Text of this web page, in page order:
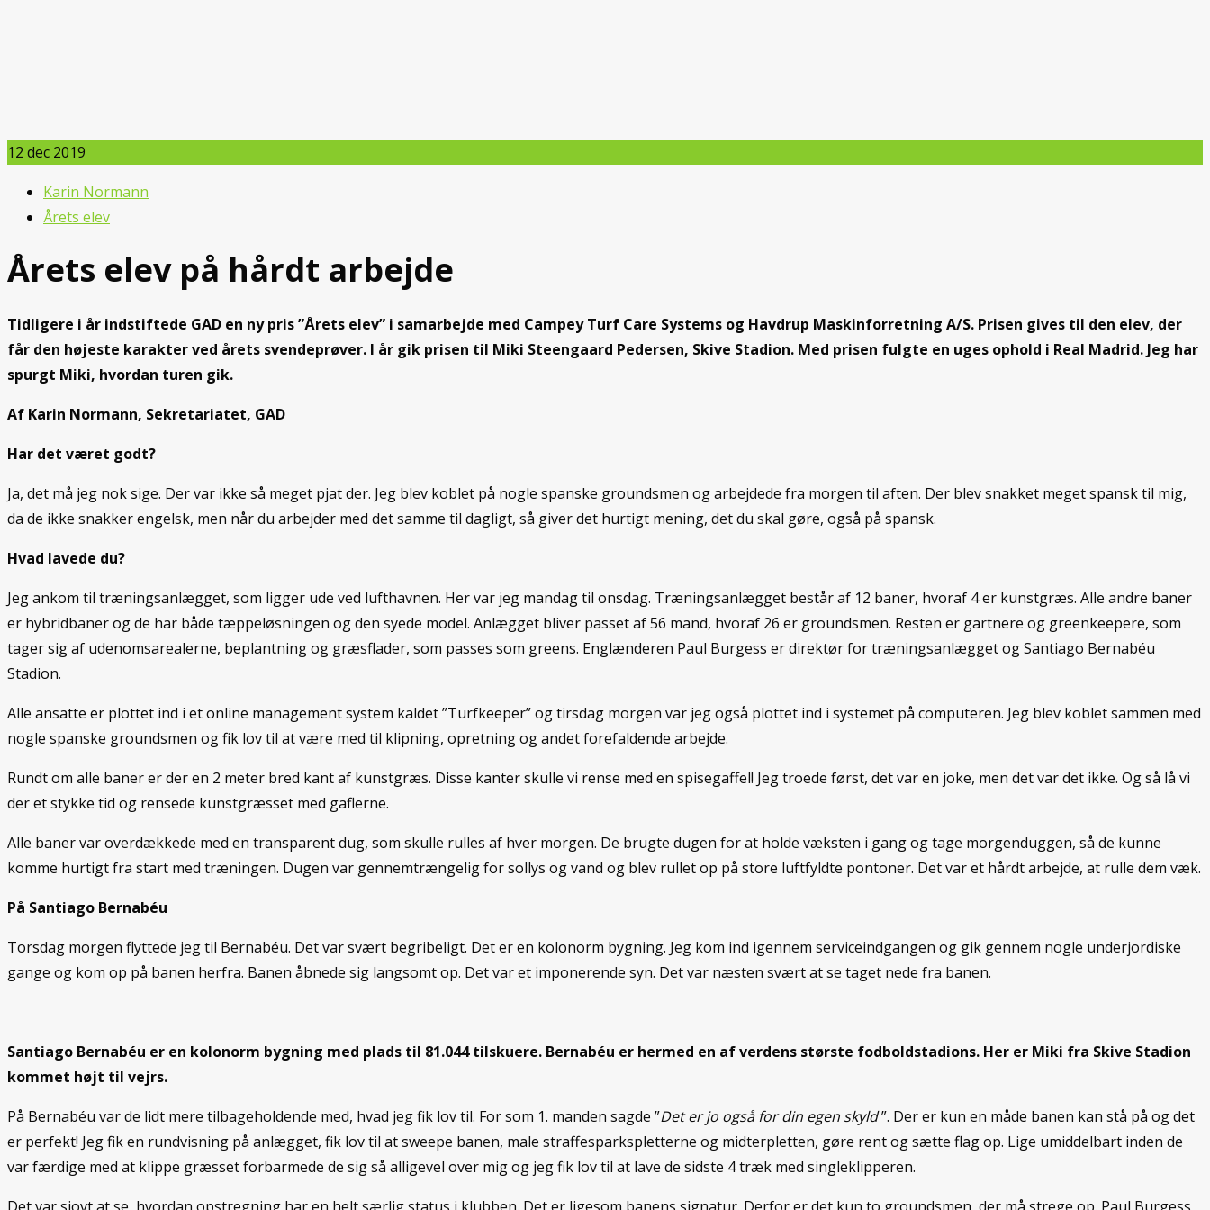
12 dec 2019
Karin Normann
Årets elev
Årets elev på hårdt arbejde
Tidligere i år indstiftede GAD en ny pris ”Årets elev” i samarbejde med Campey Turf Care Systems og Havdrup Maskinforretning A/S. Prisen gives til den elev, der
får den højeste karakter ved årets svendeprøver. I år gik prisen til Miki Steengaard Pedersen, Skive Stadion. Med prisen fulgte en uges ophold i Real Madrid. Jeg har
spurgt Miki, hvordan turen gik.
Af Karin Normann, Sekretariatet, GAD
Har det været godt?
Ja, det må jeg nok sige. Der var ikke så meget pjat der. Jeg blev koblet på nogle spanske groundsmen og arbejdede fra morgen til aften. Der blev snakket meget spansk til mig,
da de ikke snakker engelsk, men når du arbejder med det samme til dagligt, så giver det hurtigt mening, det du skal gøre, også på spansk.
Hvad lavede du?
Jeg ankom til træningsanlægget, som ligger ude ved lufthavnen. Her var jeg mandag til onsdag. Træningsanlægget består af 12 baner, hvoraf 4 er kunstgræs. Alle andre baner
er hybridbaner og de har både tæppeløsningen og den syede model. Anlægget bliver passet af 56 mand, hvoraf 26 er groundsmen. Resten er gartnere og greenkeepere, som
tager sig af udenomsarealerne, beplantning og græsflader, som passes som greens. Englænderen Paul Burgess er direktør for træningsanlægget og Santiago Bernabéu
Stadion.
Alle ansatte er plottet ind i et online management system kaldet ”Turfkeeper” og tirsdag morgen var jeg også plottet ind i systemet på computeren. Jeg blev koblet sammen med
nogle spanske groundsmen og fik lov til at være med til klipning, opretning og andet forefaldende arbejde.
Rundt om alle baner er der en 2 meter bred kant af kunstgræs. Disse kanter skulle vi rense med en spisegaffel! Jeg troede først, det var en joke, men det var det ikke. Og så lå vi
der et stykke tid og rensede kunstgræsset med gaflerne.
Alle baner var overdækkede med en transparent dug, som skulle rulles af hver morgen. De brugte dugen for at holde væksten i gang og tage morgenduggen, så de kunne
komme hurtigt fra start med træningen. Dugen var gennemtrængelig for sollys og vand og blev rullet op på store luftfyldte pontoner. Det var et hårdt arbejde, at rulle dem væk.
På Santiago Bernabéu
Torsdag morgen flyttede jeg til Bernabéu. Det var svært begribeligt. Det er en kolonorm bygning. Jeg kom ind igennem serviceindgangen og gik gennem nogle underjordiske
gange og kom op på banen herfra. Banen åbnede sig langsomt op. Det var et imponerende syn. Det var næsten svært at se taget nede fra banen.
Santiago Bernabéu er en kolonorm bygning med plads til 81.044 tilskuere. Bernabéu er hermed en af verdens største fodboldstadions. Her er Miki fra Skive Stadion
kommet højt til vejrs.
På Bernabéu var de lidt mere tilbageholdende med, hvad jeg fik lov til. For som 1. manden sagde ”Det er jo også for din egen skyld”. Der er kun en måde banen kan stå på og det
er perfekt! Jeg fik en rundvisning på anlægget, fik lov til at sweepe banen, male straffesparkspletterne og midterpletten, gøre rent og sætte flag op. Lige umiddelbart inden de
var færdige med at klippe græsset forbarmede de sig så alligevel over mig og jeg fik lov til at lave de sidste 4 træk med singleklipperen.